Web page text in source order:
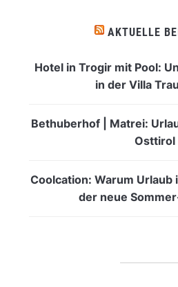
AKTUELLE
Hotel in Trogir mit Pool:
in der Villa
Bethuberhof | Matrei:
Osttirol
Coolcation: Warum Urlaub
der neue